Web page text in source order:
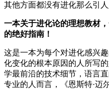
其他方面都没有进化那么引人
一本关于进化论的理想教材
的绝好指南！
这是一本为每个对进化感兴
化变化的根本原因的人所写
学最前沿的技术细节，语言
专业的人而言，《恩斯特·迈